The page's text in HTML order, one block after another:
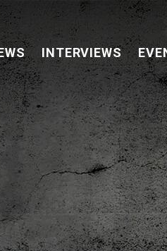
INTERVIEWS